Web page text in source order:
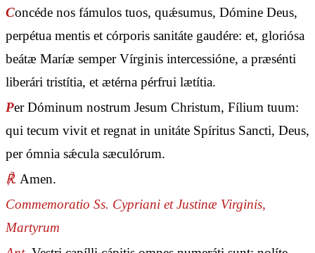
Concéde nos fámulos tuos, quǽsumus, Dómine Deus,
perpétua mentis et córporis sanitáte gaudére: et, gloriósa
beátæ Maríæ semper Vírginis intercessióne, a præsénti
liberári tristítia, et ætérna pérfrui lætítia.
Per Dóminum nostrum Jesum Christum, Fílium tuum:
qui tecum vivit et regnat in unitáte Spíritus Sancti, Deus,
per ómnia sǽcula sæculórum.
℟. Amen.
Commemoratio Ss. Cypriani et Justinæ Virginis,
Martyrum